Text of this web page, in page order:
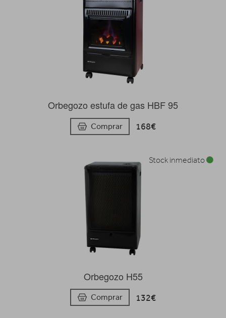
Orbegozo estufa de gas HBF 95
Comprar 168€
Orbegozo H55
Comprar 132€
Stock inmediato